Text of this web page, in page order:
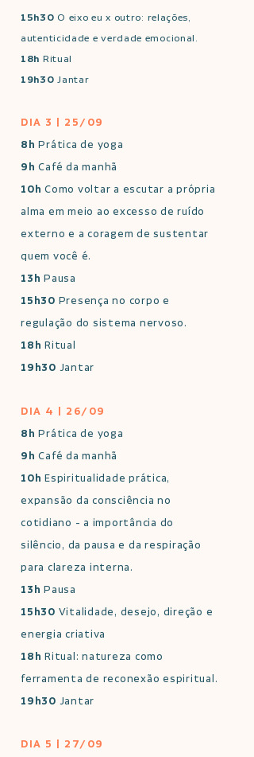
15h30 O eixo eu x outro: relações,
autenticidade e verdade emocional.
18h Ritual
19h30Jantar
DIA 3 | 25/09
8hPrática de yoga
9hCafé da manhã
10h Como voltar a escutar a própria
alma em meio ao excesso de ruído
externo e a coragem de sustentar
quem você é.
13h Pausa
15h30 Presença no corpo e
regulação do sistema nervoso.
18h Ritual
19h30 Jantar
DIA 4 | 26/09
8hPrática de yoga
9hCafé da manhã
10h Espiritualidade prática,
expansão da consciência no
cotidiano - a importância do
silêncio, da pausa e da respiração
para clareza interna.
13h Pausa
15h30 Vitalidade, desejo, direção e
energia criativa
18h Ritual: natureza como
ferramenta de reconexão espiritual.
19h30 Jantar
DIA 5 | 27/09